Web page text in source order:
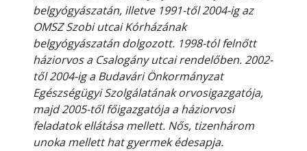
belgyógyászatán, illetve 1991-től 2004-ig az
OMSZ Szobi utcai Kórházának
belgyógyászatán dolgozott. 1998-tól felnőtt
háziorvos a Csalogány utcai rendelőben. 2002-
től 2004-ig a Budavári Önkormányzat
Egészségügyi Szolgálatának orvosigazgatója,
majd 2005-től főigazgatója a háziorvosi
feladatok ellátása mellett. Nős, tizenhárom
unoka mellett hat gyermek édesapja.